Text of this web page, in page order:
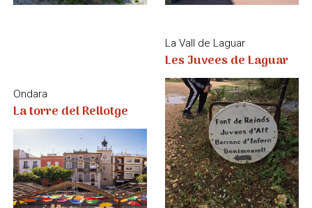
Murla
Llavador Vell de Murla
La Vall d’Alcalà
Llavador d'Alcalà de la
Jovada